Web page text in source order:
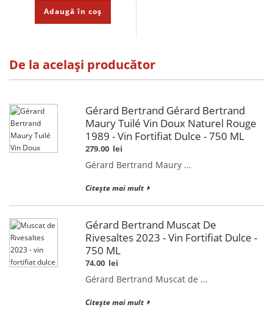
Adaugă în coș
De la același producător
Gérard Bertrand Gérard Bertrand
Maury Tuilé Vin Doux Naturel Rouge
1989 - Vin Fortifiat Dulce - 750 ML
279.00 lei
Gérard Bertrand Maury ...
Citește mai mult
Gérard Bertrand Muscat De
Rivesaltes 2023 - Vin Fortifiat Dulce -
750 ML
74.00 lei
Gérard Bertrand Muscat de ...
Citește mai mult